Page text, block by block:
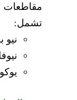
مقاطعات
تشمل:
نيو